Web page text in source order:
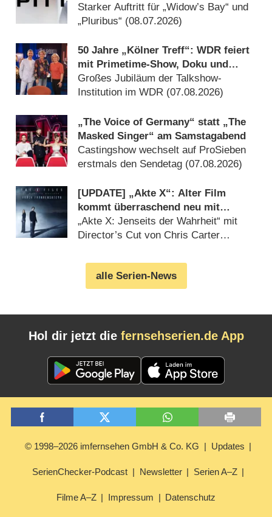
auf Abstand halten
Starker Auftritt für „Widow’s Bay“ und
„Pluribus“ (08.07.2026)
50 Jahre „Kölner Treff“: WDR feiert
mit Primetime-Show, Doku und
Rückblicken
Großes Jubiläum der Talkshow-
Institution im WDR (07.08.2026)
„The Voice of Germany“ statt „The
Masked Singer“ am Samstagabend
Castingshow wechselt auf ProSieben
erstmals den Sendetag (07.08.2026)
[UPDATE] „Akte X“: Alter Film
kommt überraschend neu mit
deutlich mehr Horror
„Akte X: Jenseits der Wahrheit“ mit
Director’s Cut von Chris Carter
alle Serien-News
Hol dir jetzt die fernsehserien.de App
© 1998–2026 imfernsehen GmbH & Co. KG Updates
SerienChecker-Podcast Newsletter Serien A–Z
Filme A–Z Impressum Datenschutz